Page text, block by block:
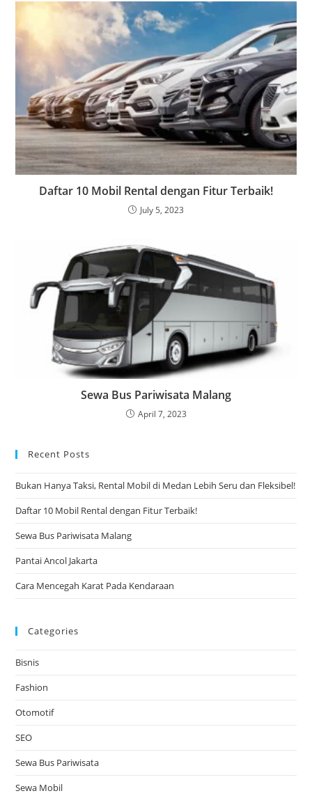
Daftar 10 Mobil Rental dengan Fitur Terbaik!
July 5, 2023
Sewa Bus Pariwisata Malang
April 7, 2023
Recent Posts
Bukan Hanya Taksi, Rental Mobil di Medan Lebih Seru dan Fleksibel!
Daftar 10 Mobil Rental dengan Fitur Terbaik!
Sewa Bus Pariwisata Malang
Pantai Ancol Jakarta
Cara Mencegah Karat Pada Kendaraan
Categories
Bisnis
Fashion
Otomotif
SEO
Sewa Bus Pariwisata
Sewa Mobil